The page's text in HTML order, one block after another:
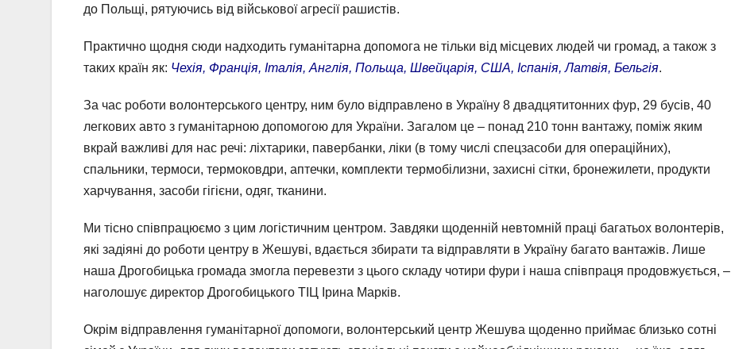
до Польщі, рятуючись від військової агресії рашистів.
Практично щодня сюди надходить гуманітарна допомога не тільки від місцевих людей чи громад, а також з
таких країн як: Чехія, Франція, Італія, Англія, Польща, Швейцарія, США, Іспанія, Латвія, Бельгія.
За час роботи волонтерського центру, ним було відправлено в Україну 8 двадцятитонних фур, 29 бусів, 40
легкових авто з гуманітарною допомогою для України. Загалом це – понад 210 тонн вантажу, поміж яким
вкрай важливі для нас речі: ліхтарики, павербанки, ліки (в тому числі спецзасоби для операційних),
спальники, термоси, термоковдри, аптечки, комплекти термобілизни, захисні сітки, бронежилети, продукти
харчування, засоби гігієни, одяг, тканини.
Ми тісно співпрацюємо з цим логістичним центром. Завдяки щоденній невтомній праці багатьох волонтерів,
які задіяні до роботи центру в Жешуві, вдається збирати та відправляти в Україну багато вантажів. Лише
наша Дрогобицька громада змогла перевезти з цього складу чотири фури і наша співпраця продовжується, –
наголошує директор Дрогобицького ТІЦ Ірина Марків.
Окрім відправлення гуманітарної допомоги, волонтерський центр Жешува щоденно приймає близько сотні